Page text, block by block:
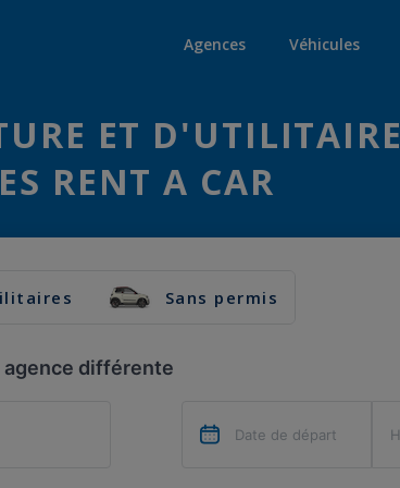
Agences Véhicules
ET D'UTILITAIRE
RENT A CAR
Sans permis
agence différente